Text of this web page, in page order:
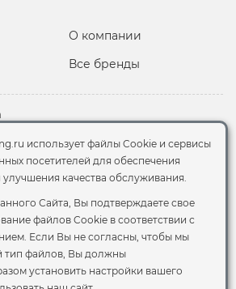
О компании
Все бренды
49с1
г. Москва
конфиденциальности
использует файлы Cookie и сервисы
посетителей для обеспечения
качества обслуживания.
Сайта, Вы подтверждаете свое
файлов Cookie в соответствии с
Если Вы не согласны, чтобы мы
тип файлов, Вы должны
установить настройки вашего